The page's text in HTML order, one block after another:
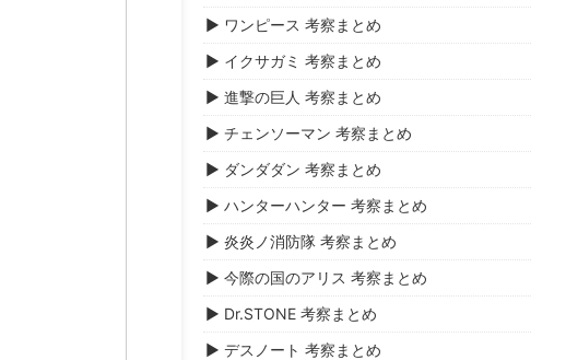
▶ ワンピース 考察まとめ
▶ イクサガミ 考察まとめ
▶ 進撃の巨人 考察まとめ
▶ チェンソーマン 考察まとめ
▶ ダンダダン 考察まとめ
▶ ハンターハンター 考察まとめ
▶ 炎炎ノ消防隊 考察まとめ
▶ 今際の国のアリス 考察まとめ
▶ Dr.STONE 考察まとめ
▶ デスノート 考察まとめ